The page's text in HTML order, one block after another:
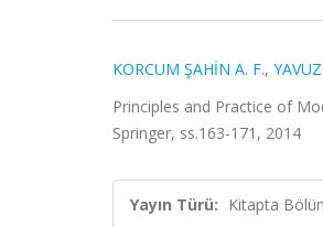
KORCUM ŞAHİN A. F.,
Principles and Practice of
Springer, ss.163-171, 2014
Yayın Türü: Kitapta